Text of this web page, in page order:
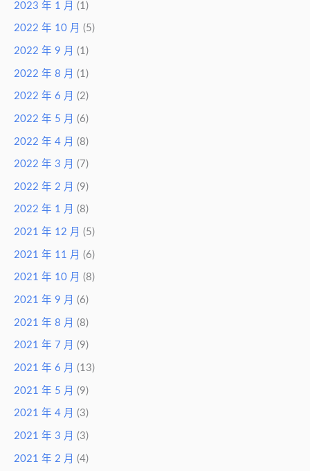
2023 年 1 月 (1)
2022 年 10 月 (5)
2022 年 9 月 (1)
2022 年 8 月 (1)
2022 年 6 月 (2)
2022 年 5 月 (6)
2022 年 4 月 (8)
2022 年 3 月 (7)
2022 年 2 月 (9)
2022 年 1 月 (8)
2021 年 12 月 (5)
2021 年 11 月 (6)
2021 年 10 月 (8)
2021 年 9 月 (6)
2021 年 8 月 (8)
2021 年 7 月 (9)
2021 年 6 月 (13)
2021 年 5 月 (9)
2021 年 4 月 (3)
2021 年 3 月 (3)
2021 年 2 月 (4)